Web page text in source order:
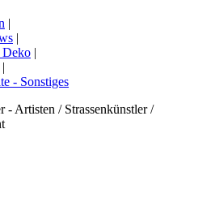
|
|
Deko |
|
- Sonstiges
Artisten / Strassenkünstler /